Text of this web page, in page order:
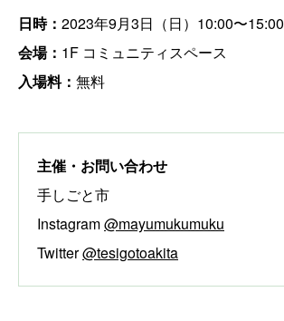
日時： 2023年9月3日（日）10:00〜15:00
会場： 1F コミュニティスペース
入場料： 無料
主催・お問い合わせ
手しごと市
Instagram@mayumukumuku
Twitter@tesigotoakita